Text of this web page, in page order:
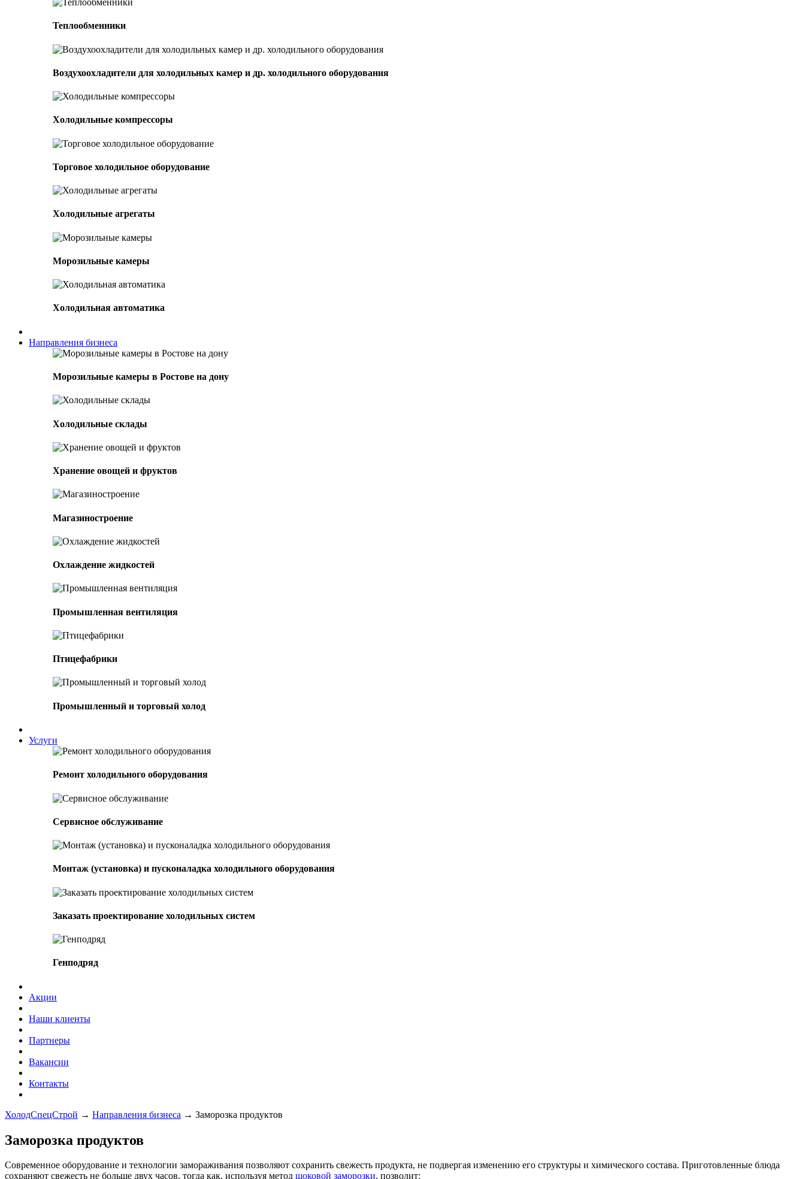
Теплообменники
Воздухоохладители для холодильных камер и др. холодильного оборудования
Холодильные компрессоры
Торговое холодильное оборудование
Холодильные агрегаты
Морозильные камеры
Холодильная автоматика
Направления бизнеса
Морозильные камеры в Ростове на дону
Холодильные склады
Хранение овощей и фруктов
Магазиностроение
Охлаждение жидкостей
Промышленная вентиляция
Птицефабрики
Промышленный и торговый холод
Услуги
Ремонт холодильного оборудования
Сервисное обслуживание
Монтаж (установка) и пусконаладка холодильного оборудования
Заказать проектирование холодильных систем
Генподряд
Акции
Наши клиенты
Партнеры
Вакансии
Контакты
ХолодСпецСтрой → Направления бизнеса → Заморозка продуктов
Заморозка продуктов
Современное оборудование и технологии замораживания позволяют сохранить свежесть продукта, не подвергая изменению его структуры и химического состава. Приготовленные блюда
сохраняют свежесть не больше двух часов, тогда как, используя метод шоковой заморозки, позволит: